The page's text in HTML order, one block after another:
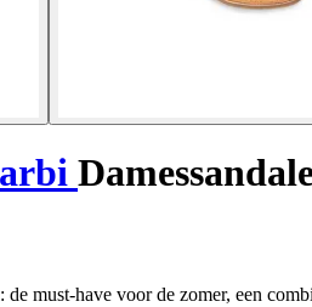
must-have voor de zomer, een